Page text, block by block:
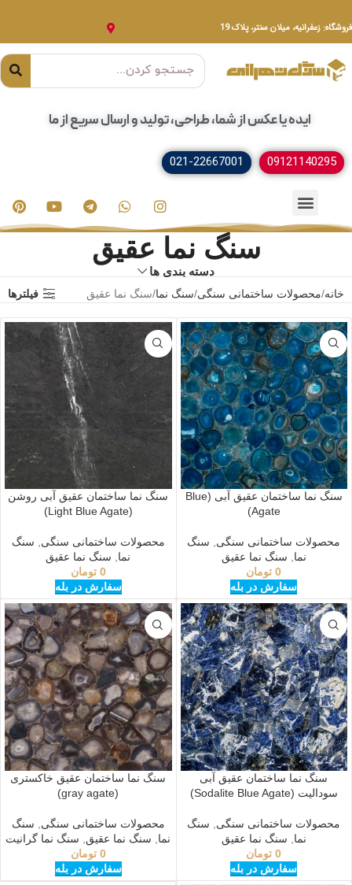
فروشگاه: زعفرانیه، میلان سنتر، پلاک 19
ایده یا عکس از شما، طراحی، تولید و ارسال سریع از ما
09121140295
021-22667001
سنگ نما عقیق
دسته بندی ها
خانه محصولات ساختمانی سنگی سنگ نما سنگ نما عقیق فیلترها
سنگ نما ساختمان عقیق آبی (Blue
Agate)
محصولات ساختمانی سنگی, سنگ
نما, سنگ نما عقیق
0 تومان
سفارش در بله
سنگ نما ساختمان عقیق آبی روشن
(Light Blue Agate)
محصولات ساختمانی سنگی, سنگ
نما, سنگ نما عقیق
0 تومان
سفارش در بله
سنگ نما ساختمان عقیق آبی
سودالیت (Sodalite Blue Agate)
محصولات ساختمانی سنگی
سنگ
نما
سنگ نما عقیق
0 تومان
سفارش در بله
سنگ نما ساختمان عقیق خاکستری
(gray agate)
محصولات ساختمانی سنگی
سنگ
نما
سنگ نما عقیق
سنگ نما گرانیت
0 تومان
سفارش در بله